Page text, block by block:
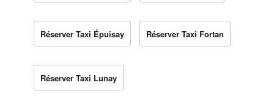
Réserver Taxi Épuisay Réserver Taxi Fortan
Réserver Taxi Lunay